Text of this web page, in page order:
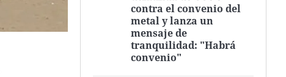
contra el convenio del
metal y lanza un
mensaje de
tranquilidad: "Habrá
convenio"